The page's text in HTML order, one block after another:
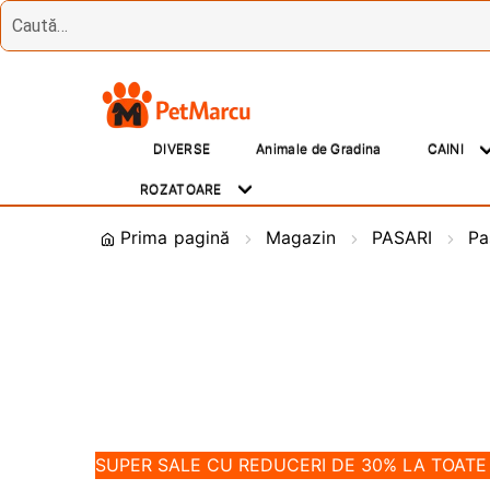
Treci
Sări
DIVERSE Animale de Gradina CAINI
ROZATOARE
Prima pagină Magazin PASARI
SUPER SALE CU REDUCERI DE 30% LA